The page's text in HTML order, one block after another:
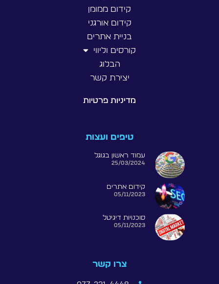
קידום ממומן
קידום אורגני
בניית אתרים
קורסים וליווי
הבלוג
יצירת קשר
מדיניות פרטיות
טיפים ועצות
עמוד ראשון בגוגל
25/03/2024
קידום אתרים
05/11/2023
סוכנויות דיגיטל
05/11/2023
צרו קשר